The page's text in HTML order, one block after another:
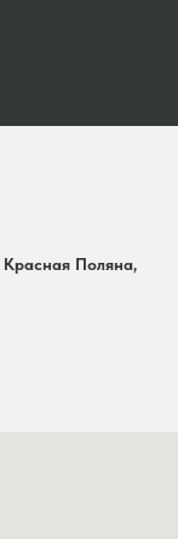
Красная Поляна,